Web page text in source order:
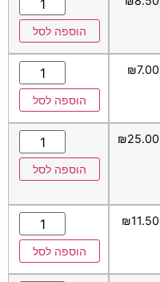
הוספה לסל
₪7.00
הוספה לסל
₪25.00
הוספה לסל
₪11.50
הוספה לסל